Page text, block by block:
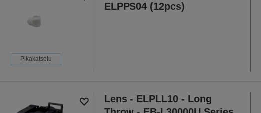
Pikakatselu
ELPPS04 (12pcs)
Lens - ELPLL10 - Long